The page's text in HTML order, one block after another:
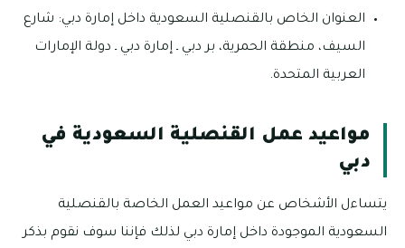
العنوان الخاص بالقنصلية السعودية داخل إمارة دبي: شارع
السيف، منطقة الحمرية، بر دبي ـ إمارة دبي ـ دولة الإمارات
العربية المتحدة.
مواعيد عمل القنصلية السعودية في
دبي
يتساءل الأشخاص عن مواعيد العمل الخاصة بالقنصلية
السعودية الموجودة داخل إمارة دبي لذلك فإننا سوف نقوم بذكر